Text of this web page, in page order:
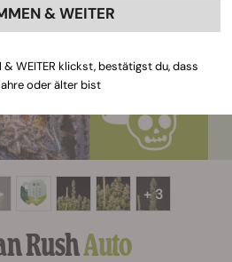
+ 3
RushAuto
& WEITER
& WEITER klickst, bestätigst du, dass
oder älter bist